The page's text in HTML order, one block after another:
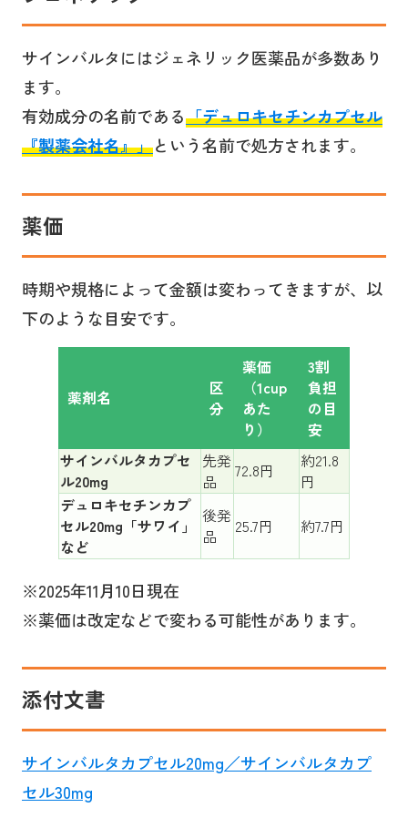
サインバルタにはジェネリック医薬品が多数あり
ます。
有効成分の名前である「デュロキセチンカプセル
『製薬会社名』」という名前で処方されます。
薬価
時期や規格によって金額は変わってきますが、以
下のような目安です。
薬剤名
区
分
薬価
（1cup
あた
り）
3割
負担
の目
安
サインバルタカプセ
ル20mg
先発
品
72.8円
約21.8
円
デュロキセチンカプ
セル20mg「サワイ」
など
後発
品
25.7円 約7.7円
※2025年11月10日現在
※薬価は改定などで変わる可能性があります。
添付文書
サインバルタカプセル20mg／サインバルタカプ
セル30mg